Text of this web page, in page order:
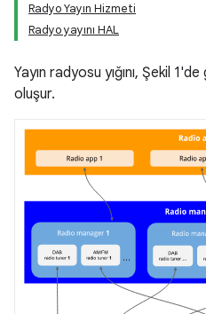
Radyo Yayın Hizmeti
Radyo yayını HAL
Yayın radyosu yığını, Şekil
oluşur.